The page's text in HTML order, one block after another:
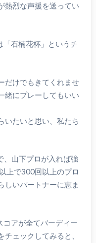
熱烈な声援を送ってい
「石楠花杯」というチ
だけでもきてくれませ
緒にプレーしてもいい
いたいと思い、私たち
山下プロが入れば強
上で300回以上のプロ
しいパートナーに恵ま
アが全てバーディー
ェックしてみると、